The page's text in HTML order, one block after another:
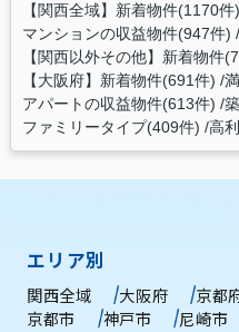
【関西全域】新着物件(1170件)
マンションの収益物件(947件)
【関西以外その他】新着物件
【大阪府】新着物件(691件)
アパートの収益物件(613件)
ファミリータイプ(409件) 高
エリア別
関西全域 大阪府 京都
京都市
神戸市 尼崎市